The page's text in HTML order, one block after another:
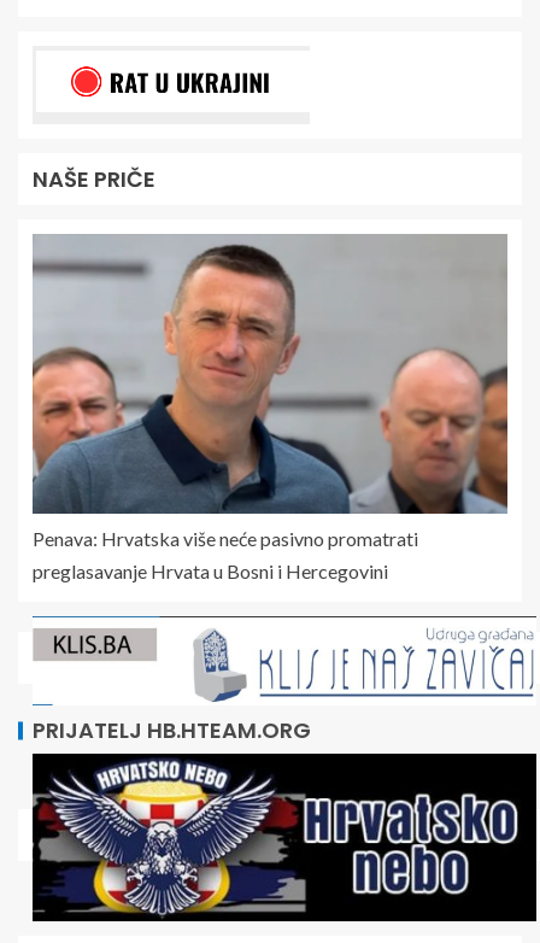
NAŠE PRIČE
Penava: Hrvatska više neće pasivno promatrati
preglasavanje Hrvata u Bosni i Hercegovini
PRIJATELJ HB.HTEAM.ORG